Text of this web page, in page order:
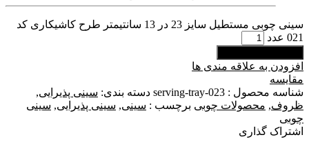
سینی چوبی مستطیل سایز 23 در 13 سانتیمتر طرح کاشیکاری کد
021 عدد
افزودن به علاقه مندی ها
مقایسه
شناسه محصول : serving-tray-023 دسته بندی: سینی پذیرایی,
ظروف, محصولات چوبی برچسب : سینی, سینی پذیرایی, سینی
چوبی
اشتراک گذاری